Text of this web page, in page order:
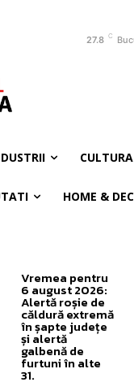
27.8 C
HOME &
Vremea pentru
6 august 2026:
Alertă roșie de
căldură extremă
în șapte județe
și alertă
galbenă de
furtuni în alte
31.